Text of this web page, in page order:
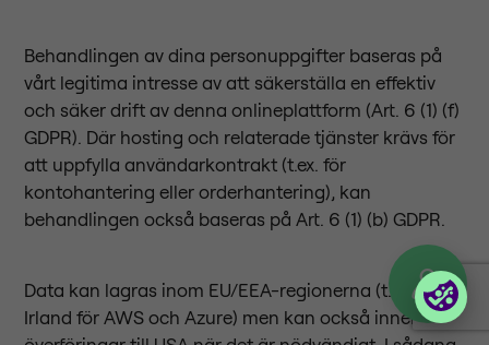
Behandlingen av dina personuppgifter baseras på
vårt legitima intresse av att säkerställa en effektiv
och säker drift av denna onlineplattform (Art. 6 (1) (f)
GDPR). Där hosting och relaterade tjänster krävs för
att uppfylla användarkontrakt (t.ex. för
kontohantering eller orderhantering), kan
behandlingen också baseras på Art. 6 (1) (b) GDPR.
Data kan lagras inom EU/EEA-regionerna (t.ex.
Irland för AWS och Azure) men kan också innebära